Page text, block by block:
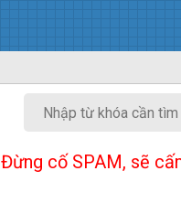
Đừng cố SPAM, sẽ